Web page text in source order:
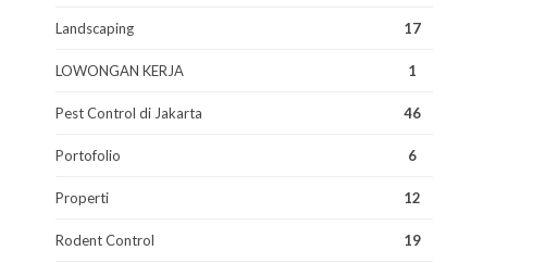
Landscaping 17
LOWONGAN KERJA 1
Pest Control di Jakarta 46
Portofolio 6
Properti 12
Rodent Control 19